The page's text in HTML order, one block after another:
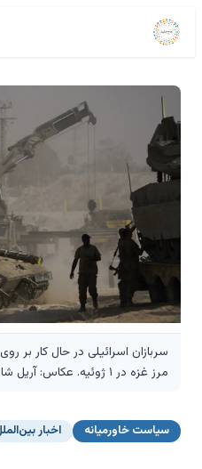
سربازان اسرائیلی در حال کار بر
مرز غزه در ۱ ژوئیه. عکاس: آریل شالیت/عکس آسوشیتدپرس
سیاست خاورمیانه اخبار